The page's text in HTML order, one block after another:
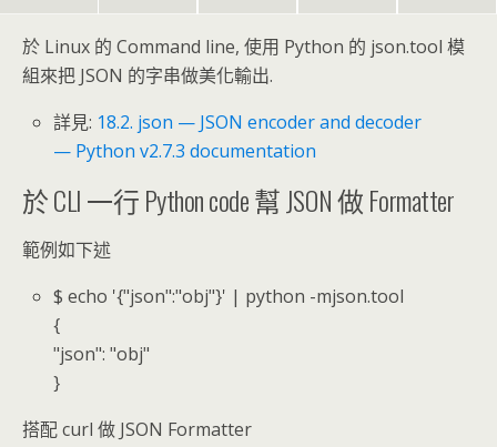
於 Linux 的 Command line, 使用 Python 的 json.tool 模
組來把 JSON 的字串做美化輸出.
詳見: 18.2. json — JSON encoder and decoder
— Python v2.7.3 documentation
於 CLI 一行 Python code 幫 JSON 做 Formatter
範例如下述
$ echo '{"json":"obj"}' | python -mjson.tool
{
"json": "obj"
}
搭配 curl 做 JSON Formatter